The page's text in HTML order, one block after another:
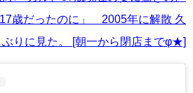
17歳だったのに」 2005年に解散 久
ぶりに見た。 [朝一から閉店までφ★]